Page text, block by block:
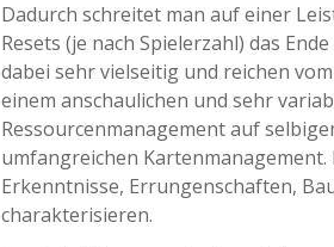
Dadurch schreitet man auf einer
Resets (je nach Spielerzahl) das
dabei sehr vielseitig und reichen
einem anschaulichen und sehr
Ressourcenmanagement auf
umfangreichen
Erkenntnisse, Errungenschaften,
charakterisieren.